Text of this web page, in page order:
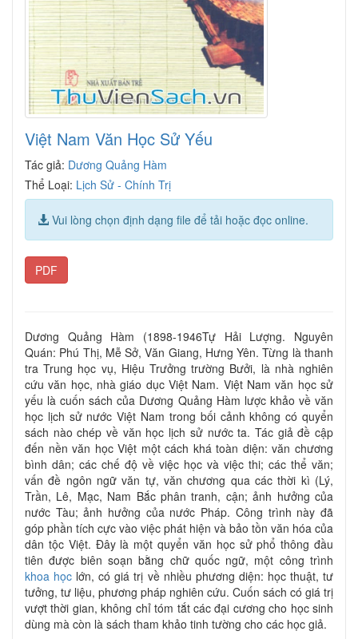
Việt Nam Văn Học Sử Yếu
Tác giả: Dương Quảng Hàm
Thể Loại: Lịch Sử - Chính Trị
Vui lòng chọn định dạng file để tải hoặc đọc online.
PDF
Dương Quảng Hàm (1898-1946Tự Hải Lượng. Nguyên
Quán: Phú Thị, Mễ Sở, Văn Giang, Hưng Yên. Từng là thanh
tra Trung học vụ, Hiệu Trưởng trường Bưởi, là nhà nghiên
cứu văn học, nhà giáo dục Việt Nam. Việt Nam văn học sử
yếu là cuốn sách của Dương Quảng Hàm lược khảo về văn
học lịch sử nước Việt Nam trong bối cảnh không có quyển
sách nào chép về văn học lịch sử nước ta. Tác giả đề cập
đến nền văn học Việt một cách khá toàn diện: văn chương
bình dân; các chế độ về việc học và việc thi; các thể văn;
vấn đề ngôn ngữ văn tự, văn chương qua các thời kì (Lý,
Trần, Lê, Mạc, Nam Bắc phân tranh, cận; ảnh hưởng của
nước Tàu; ảnh hưởng của nước Pháp. Công trình này đã
góp phần tích cực vào việc phát hiện và bảo tồn văn hóa của
dân tộc Việt. Đây là một quyển văn học sử phổ thông đầu
tiên được biên soạn bằng chữ quốc ngữ, một công trình
khoa học lớn, có giá trị về nhiều phương diện: học thuật, tư
tưởng, tư liệu, phương pháp nghiên cứu. Cuốn sách có giá trị
vượt thời gian, không chỉ tóm tắt các đại cương cho học sinh
dùng mà còn là sách tham khảo tinh tường cho các học giả.